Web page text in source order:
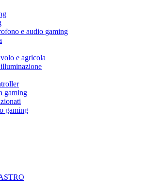
e audio gaming
e agricola
gaming
gaming